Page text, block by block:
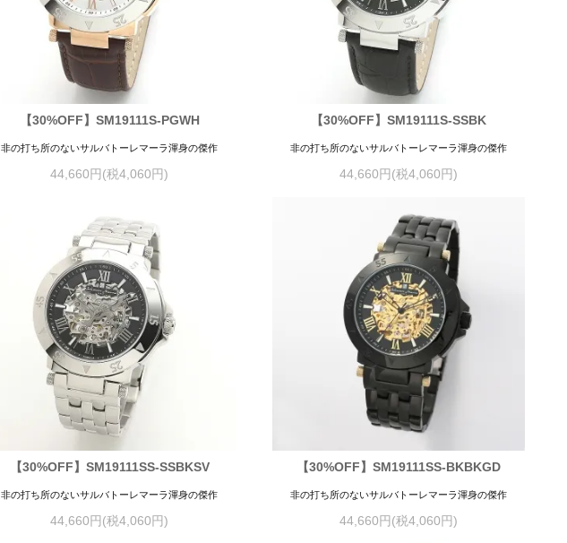
【30%OFF】SM19111S-PGWH
非の打ち所のないサルバトーレマーラ渾身の傑作
44,660円(税4,060円)
【30%OFF】SM19111S-SSBK
非の打ち所のないサルバトーレマーラ渾身の傑作
44,660円(税4,060円)
【30%OFF】SM19111SS-SSBKSV
非の打ち所のないサルバトーレマーラ渾身の傑作
44,660円(税4,060円)
【30%OFF】SM19111SS-BKBKGD
非の打ち所のないサルバトーレマーラ渾身の傑作
44,660円(税4,060円)